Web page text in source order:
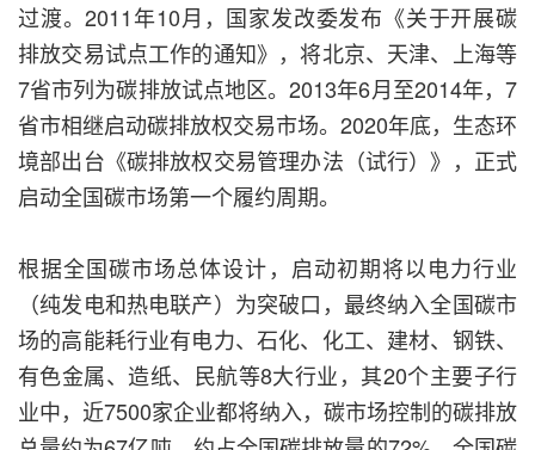
过渡。2011年10月，国家发改委发布《关于开展碳
排放交易试点工作的通知》，将北京、天津、上海等
7省市列为碳排放试点地区。2013年6月至2014年，7
省市相继启动碳排放权交易市场。2020年底，生态环
境部出台《碳排放权交易管理办法（试行）》，正式
启动全国碳市场第一个履约周期。
根据全国碳市场总体设计，启动初期将以电力行业
（纯发电和热电联产）为突破口，最终纳入全国碳市
场的高能耗行业有电力、石化、化工、建材、钢铁、
有色金属、造纸、民航等8大行业，其20个主要子行
业中，近7500家企业都将纳入，碳市场控制的碳排放